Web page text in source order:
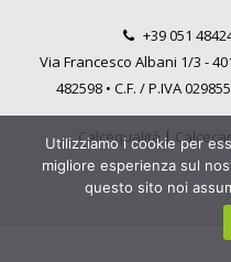
+39 051
Via Francesco Albani 1/3 -
482598 • C.F. / P.IVA
Calcequalità|
Utilizziamo i cookie per
migliore esperienza sul
questo sito noi